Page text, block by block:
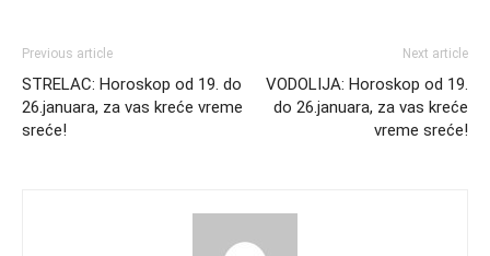
Previous article
STRELAC: Horoskop od 19. do
26.januara, za vas kreće vreme
sreće!
Next article
VODOLIJA: Horoskop od 19.
do 26.januara, za vas kreće
vreme sreće!